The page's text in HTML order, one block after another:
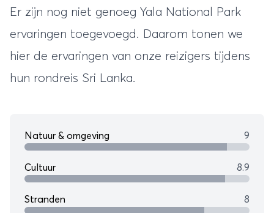
Er zijn nog niet genoeg Yala National Park
ervaringen toegevoegd. Daarom tonen we
hier de ervaringen van onze reizigers tijdens
hun rondreis Sri Lanka.
Natuur & omgeving 9
Cultuur 8.9
Stranden 8